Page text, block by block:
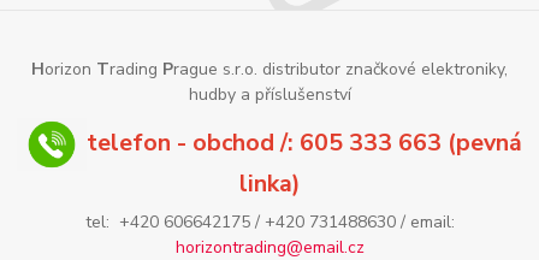
Horizon Trading Prague s.r.o. distributor značkové elektroniky,
hudby a příslušenství
telefon - obchod /: 605 333 663 (pevná
linka)
tel: +420 606642175 / +420 731488630 / email:
horizontrading@email.cz